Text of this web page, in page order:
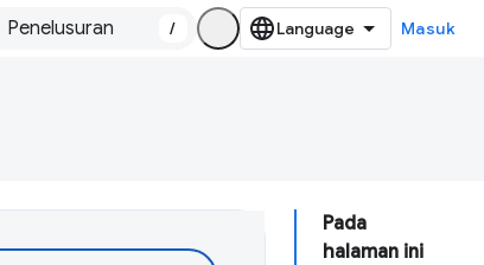
/ Masuk
Pada
halaman ini